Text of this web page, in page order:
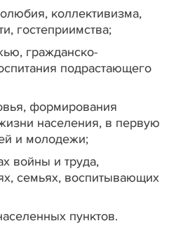
коллективизма,
гостеприимства;
гражданско-
подрастающего
формирования
населения, в первую
и молодежи;
войны и труда,
семьях, воспитывающих
пунктов.